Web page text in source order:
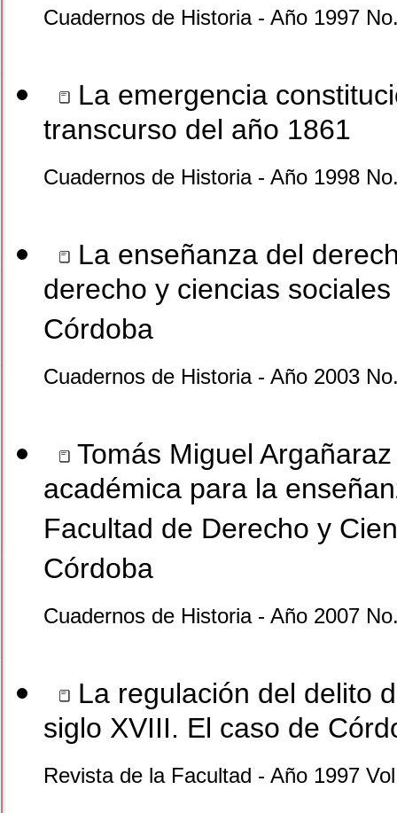
Cuadernos de Historia - Año 1997
La emergencia
transcurso del año 1861
Cuadernos de Historia - Año 1998
La enseñanza del
derecho y ciencias
Córdoba
Cuadernos de Historia - Año 2003
Tomás Miguel
académica para la
Facultad de Derecho y
Córdoba
Cuadernos de Historia - Año 2007
La regulación del delito
siglo XVIII. El caso de
Revista de la Facultad - Año 1997